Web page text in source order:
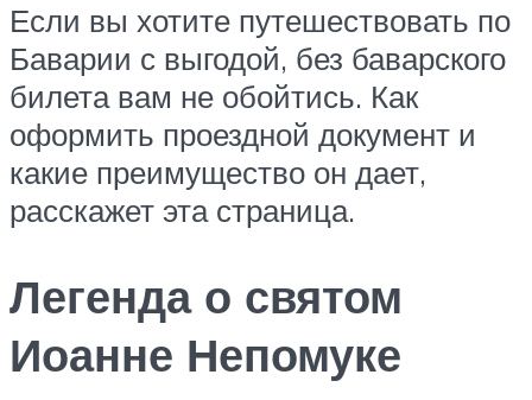
Если вы хотите путешествовать по
Баварии с выгодой, без баварского
билета вам не обойтись. Как
оформить проездной документ и
какие преимущество он дает,
расскажет эта страница.
Легенда о святом
Иоанне Непомуке